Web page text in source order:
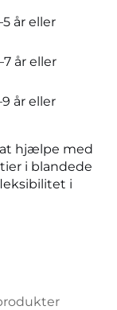
år eller
år eller
år eller
at hjælpe med
i blandede
i